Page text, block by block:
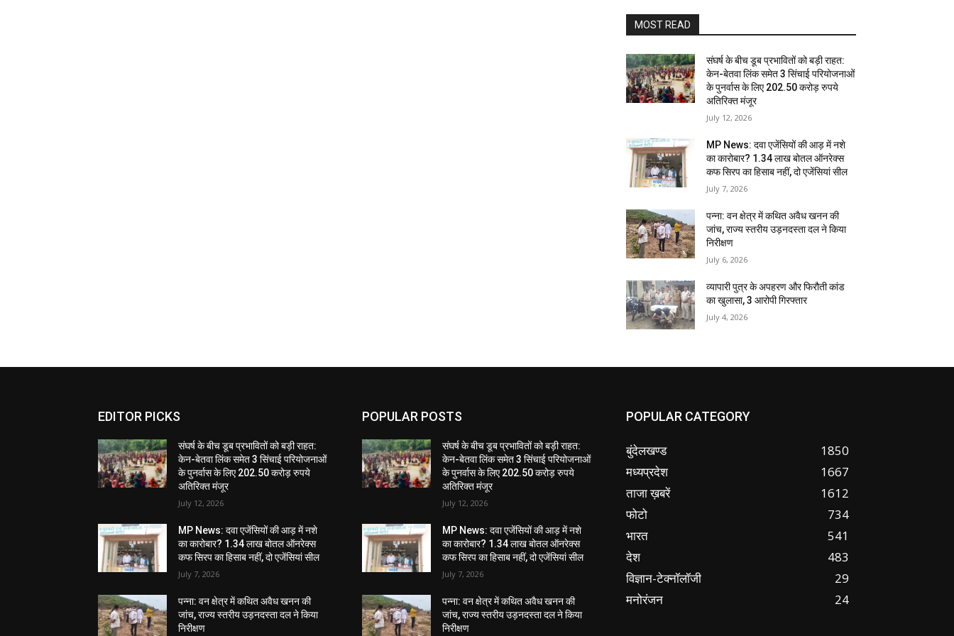
MOST READ
संघर्ष के बीच डूब प्रभावितों को बड़ी राहत:
केन-बेतवा लिंक समेत 3 सिंचाई परियोजनाओं
के पुनर्वास के लिए 202.50 करोड़ रुपये
अतिरिक्त मंजूर
July 12, 2026
MP News: दवा एजेंसियों की आड़ में नशे
का कारोबार? 1.34 लाख बोतल ऑनरेक्स
कफ सिरप का हिसाब नहीं, दो एजेंसियां सील
July 7, 2026
पन्ना: वन क्षेत्र में कथित अवैध खनन की
जांच, राज्य स्तरीय उड़नदस्ता दल ने किया
निरीक्षण
July 6, 2026
व्यापारी पुत्र के अपहरण और फिरौती कांड
का खुलासा, 3 आरोपी गिरफ्तार
July 4, 2026
EDITOR PICKS
संघर्ष के बीच डूब प्रभावितों को बड़ी राहत:
केन-बेतवा लिंक समेत 3 सिंचाई परियोजनाओं
के पुनर्वास के लिए 202.50 करोड़ रुपये
अतिरिक्त मंजूर
July 12, 2026
MP News: दवा एजेंसियों की आड़ में नशे
का कारोबार? 1.34 लाख बोतल ऑनरेक्स
कफ सिरप का हिसाब नहीं, दो एजेंसियां सील
July 7, 2026
पन्ना: वन क्षेत्र में कथित अवैध खनन की
जांच, राज्य स्तरीय उड़नदस्ता दल ने किया
निरीक्षण
POPULAR POSTS
संघर्ष के बीच डूब प्रभावितों को बड़ी राहत:
केन-बेतवा लिंक समेत 3 सिंचाई परियोजनाओं
के पुनर्वास के लिए 202.50 करोड़ रुपये
अतिरिक्त मंजूर
July 12, 2026
MP News: दवा एजेंसियों की आड़ में नशे
का कारोबार? 1.34 लाख बोतल ऑनरेक्स
कफ सिरप का हिसाब नहीं, दो एजेंसियां सील
July 7, 2026
पन्ना: वन क्षेत्र में कथित अवैध खनन की
जांच, राज्य स्तरीय उड़नदस्ता दल ने किया
निरीक्षण
POPULAR CATEGORY
बुंदेलखण्ड
1850
मध्यप्रदेश
1667
ताजा ख़बरें
1612
फोटो
734
भारत
541
देश
483
विज्ञान-टेक्नॉलॉजी
29
मनोरंजन
24